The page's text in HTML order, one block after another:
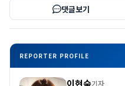
댓글보기
REPORTER PROFILE
기자